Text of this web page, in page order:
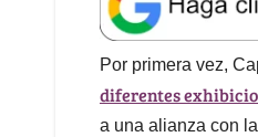
t
s
A
p
p
e
b
o
o
k
k
e
d
I
n
Por primera vez,
diferentes
a una alianza con